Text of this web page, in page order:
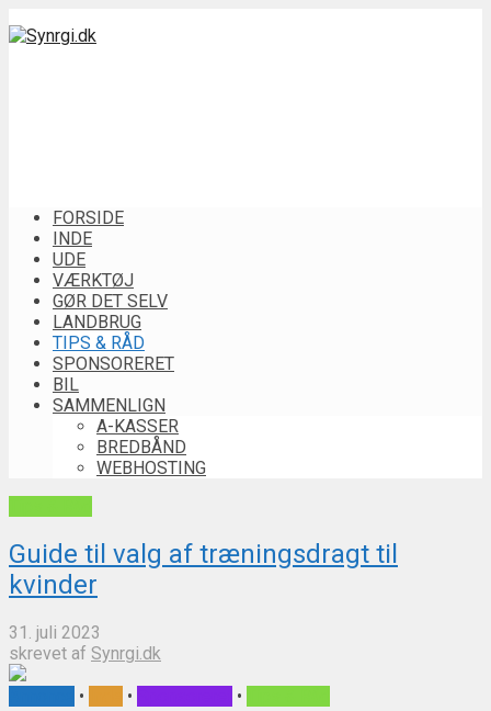
FORSIDE
INDE
UDE
VÆRKTØJ
GØR DET SELV
LANDBRUG
TIPS & RÅD
SPONSORERET
BIL
SAMMENLIGN
A-KASSER
BREDBÅND
WEBHOSTING
Guide til valg af træningsdragt til
kvinder
31. juli 2023
skrevet af Synrgi.dk
• • •